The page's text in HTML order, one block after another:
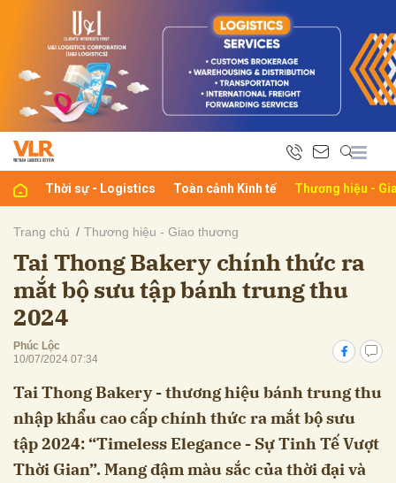
Thời sự - Logistics Toàn cảnh Kinh tế Thương hiệu -
Trang chủ Thương hiệu - Giao thương
Tai Thong Bakery chính thức ra
mắt bộ sưu tập bánh trung thu
2024
Phúc Lộc
10/07/2024 07:34
Tai Thong Bakery - thương hiệu bánh trung thu
nhập khẩu cao cấp chính thức ra mắt bộ sưu
tập 2024: “Timeless Elegance - Sự Tinh Tế Vượt
Thời Gian”. Mang đậm màu sắc của thời đại và
luận
Hủy